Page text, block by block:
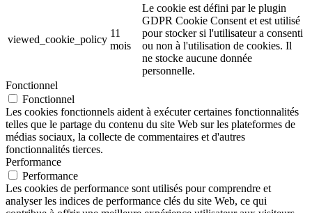
viewed_cookie_policy
11
mois
Le cookie est défini par le plugin
GDPR Cookie Consent et est utilisé
pour stocker si l'utilisateur a consenti
ou non à l'utilisation de cookies. Il
ne stocke aucune donnée
personnelle.
Fonctionnel
Fonctionnel
Les cookies fonctionnels aident à exécuter certaines fonctionnalités
telles que le partage du contenu du site Web sur les plateformes de
médias sociaux, la collecte de commentaires et d'autres
fonctionnalités tierces.
Performance
Performance
Les cookies de performance sont utilisés pour comprendre et
analyser les indices de performance clés du site Web, ce qui